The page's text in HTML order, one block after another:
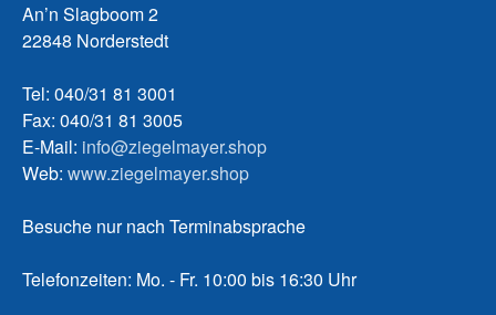
An’n Slagboom 2
22848 Norderstedt
Tel: 040/31 81 3001
Fax: 040/31 81 3005
E-Mail: info@ziegelmayer.shop
Web: www.ziegelmayer.shop
Besuche nur nach Terminabsprache
Telefonzeiten: Mo. - Fr. 10:00 bis 16:30 Uhr